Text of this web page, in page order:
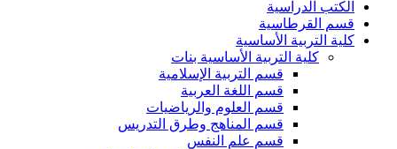
الكتب الدراسية
قسم القرطاسية
كلية التربية الأساسية
كلية التربية الأساسية بنات
قسم التربية الإسلامية
قسم اللغة العربية
قسم العلوم والرياضيات
قسم المناهج وطرق التدريس
قسم علم النفس